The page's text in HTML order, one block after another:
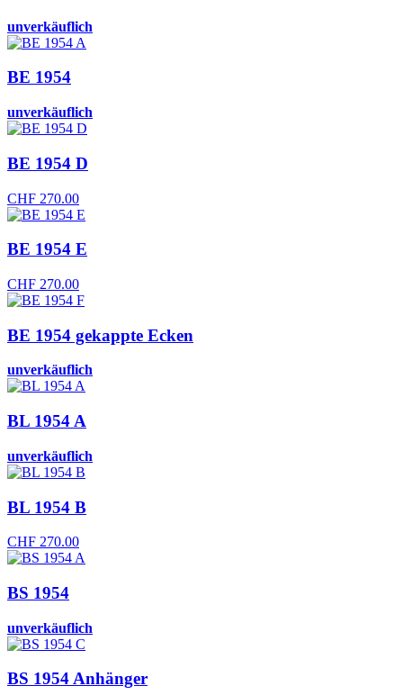
unverkäuflich
BE 1954
unverkäuflich
BE 1954 D
CHF 270.00
BE 1954 E
CHF 270.00
BE 1954 gekappte Ecken
unverkäuflich
BL 1954 A
unverkäuflich
BL 1954 B
CHF 270.00
BS 1954
unverkäuflich
BS 1954 Anhänger